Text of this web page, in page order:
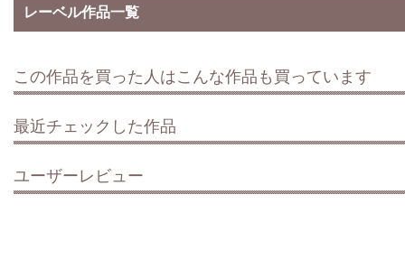
レーベル作品一覧
この作品を買った人はこんな作品も買っています
最近チェックした作品
ユーザーレビュー